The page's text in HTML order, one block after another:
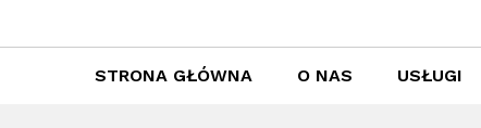
STRONA GŁÓWNA O NAS USŁUGI